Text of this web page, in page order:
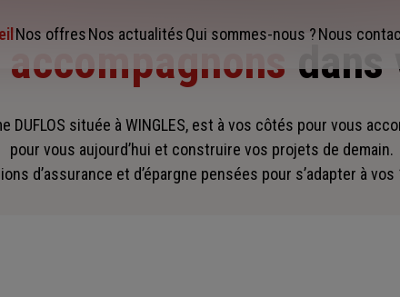
Nos offresNos actualitésQui sommes-nous ?Nous
dans
DUFLOS située à WINGLES, est à vos côtés pour vous
pour vous aujourd’hui et construire vos projets de demain.
d’assurance et d’épargne pensées pour s’adapter à vos